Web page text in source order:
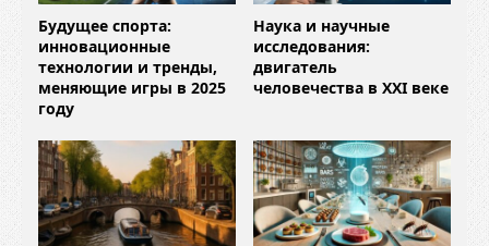
Будущее спорта:
инновационные
технологии и тренды,
меняющие игры в 2025
году
Наука и научные
исследования:
двигатель
человечества в XXI веке